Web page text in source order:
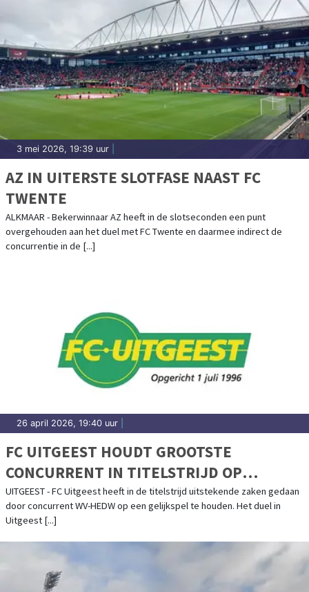
3 mei 2026, 19:39 uur
AZ IN UITERSTE SLOTFASE NAAST FC
TWENTE
ALKMAAR - Bekerwinnaar AZ heeft in de slotseconden een punt
overgehouden aan het duel met FC Twente en daarmee indirect de
concurrentie in de [...]
26 april 2026, 19:40 uur
FC UITGEEST HOUDT GROOTSTE
CONCURRENT IN TITELSTRIJD OP
GELIJKSPEL
UITGEEST - FC Uitgeest heeft in de titelstrijd uitstekende zaken gedaan
door concurrent WV-HEDW op een gelijkspel te houden. Het duel in
Uitgeest [...]